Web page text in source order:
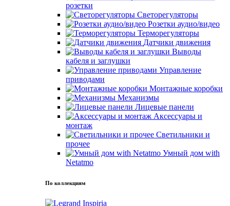
розетки
Светорегуляторы
Розетки аудио/видео
Терморегуляторы
Датчики движения
Выводы
кабеля и заглушки
Управление
приводами
Монтажные коробки
Механизмы
Лицевые панели
Аксессуары и
монтаж
Светильники и
прочее
Умный дом with
Netatmo
По коллекциям